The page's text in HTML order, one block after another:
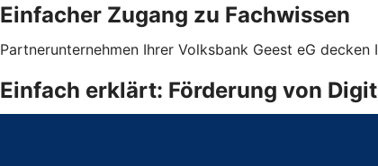
Einfacher Zugang zu Fachwissen
Partnerunternehmen Ihrer Volksbank Geest eG
Einfach erklärt: Förderung von